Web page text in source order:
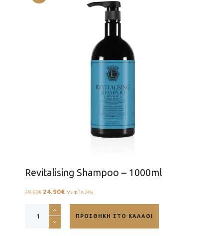
Revitalising Shampoo – 1000ml
28.00€ Original
was:
28.00€.
24.90€ΗΜε ΦΠΑ 24%
Revitalising
Shampoo
ΠΡΟΣΘΉΚΗ ΣΤΟ ΚΑΛΆΘΙ